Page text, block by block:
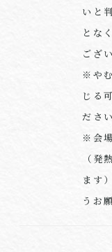
いと
とな
ござ
※や
じる
ださい
※会
（発
ます
うお